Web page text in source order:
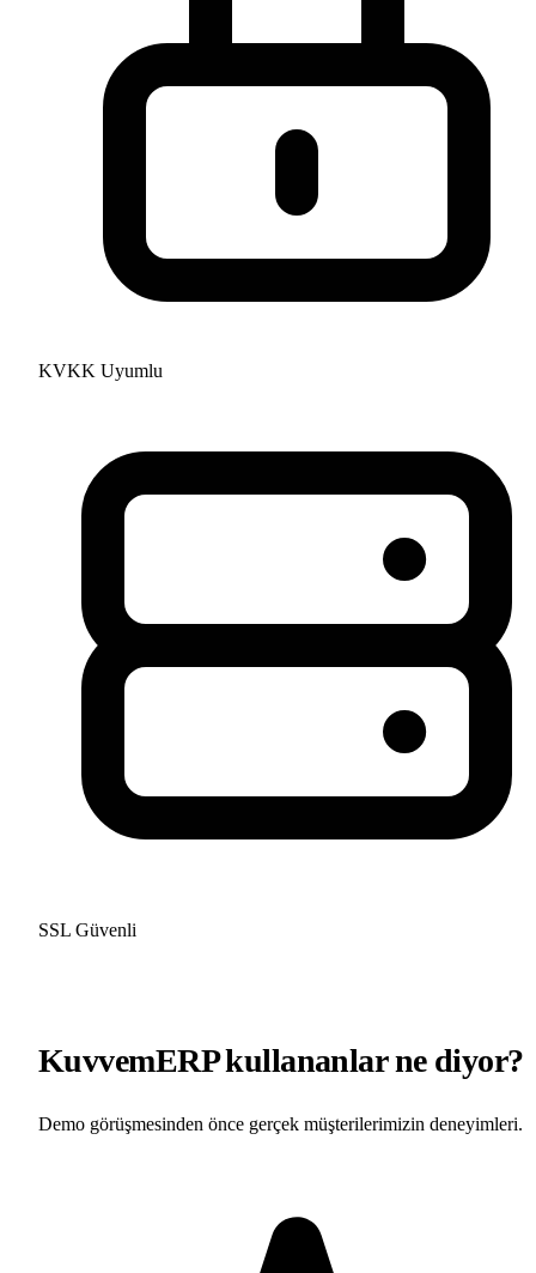
KVKK Uyumlu
SSL Güvenli
KuvvemERP kullananlar ne diyor?
Demo görüşmesinden önce gerçek müşterilerimizin deneyimleri.